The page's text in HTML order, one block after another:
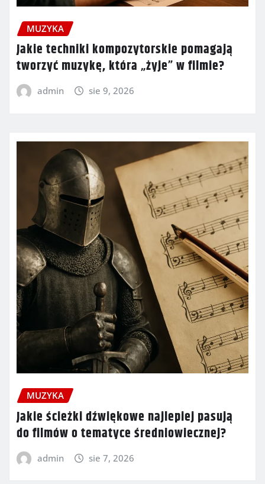
MUZYKA
Jakie techniki kompozytorskie pomagają
tworzyć muzykę, która „żyje” w filmie?
admin sie 9, 2026
MUZYKA
Jakie ścieżki dźwiękowe najlepiej pasują
do filmów o tematyce średniowiecznej?
admin sie 7, 2026